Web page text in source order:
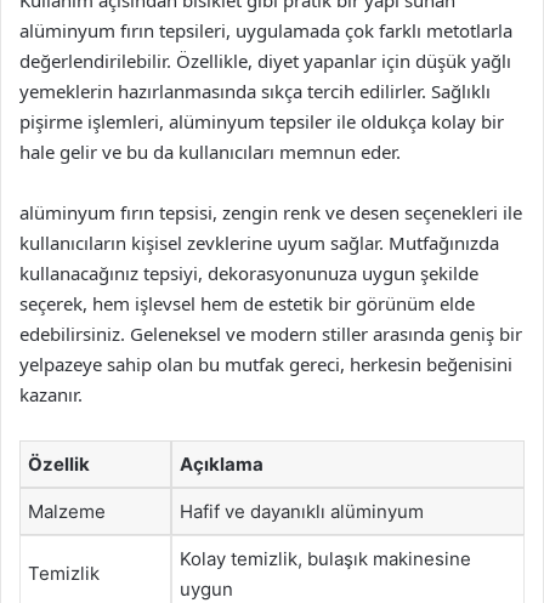
alüminyum fırın tepsileri, uygulamada çok farklı metotlarla
değerlendirilebilir. Özellikle, diyet yapanlar için düşük yağlı
yemeklerin hazırlanmasında sıkça tercih edilirler. Sağlıklı
pişirme işlemleri, alüminyum tepsiler ile oldukça kolay bir
hale gelir ve bu da kullanıcıları memnun eder.
alüminyum fırın tepsisi, zengin renk ve desen seçenekleri ile
kullanıcıların kişisel zevklerine uyum sağlar. Mutfağınızda
kullanacağınız tepsiyi, dekorasyonunuza uygun şekilde
seçerek, hem işlevsel hem de estetik bir görünüm elde
edebilirsiniz. Geleneksel ve modern stiller arasında geniş bir
yelpazeye sahip olan bu mutfak gereci, herkesin beğenisini
kazanır.
Özellik Açıklama
Malzeme Hafif ve dayanıklı alüminyum
Temizlik
Kolay temizlik, bulaşık makinesine
uygun